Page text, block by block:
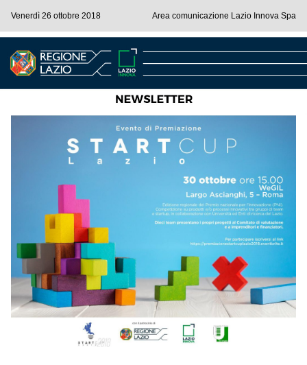
Venerdì 26 ottobre 2018 Area comunicazione Lazio Innova Spa